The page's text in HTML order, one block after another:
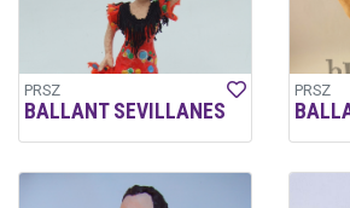
PRSZ
BALLANT SEVILLANES
PRSZ